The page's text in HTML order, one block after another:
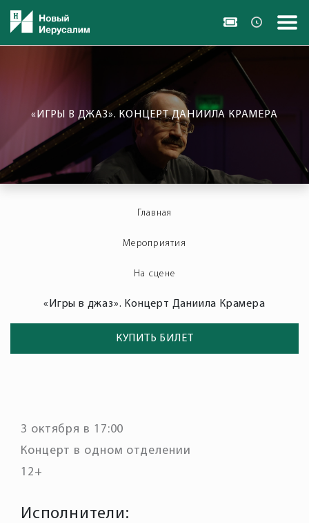
«ИГРЫ В ДЖАЗ». КОНЦЕРТ ДАНИИЛА КРАМЕРА
Главная
Мероприятия
На сцене
«Игры в джаз». Концерт Даниила Крамера
КУПИТЬ БИЛЕТ
3 октября в 17:00
Концерт в одном отделении
12+
Исполнители: